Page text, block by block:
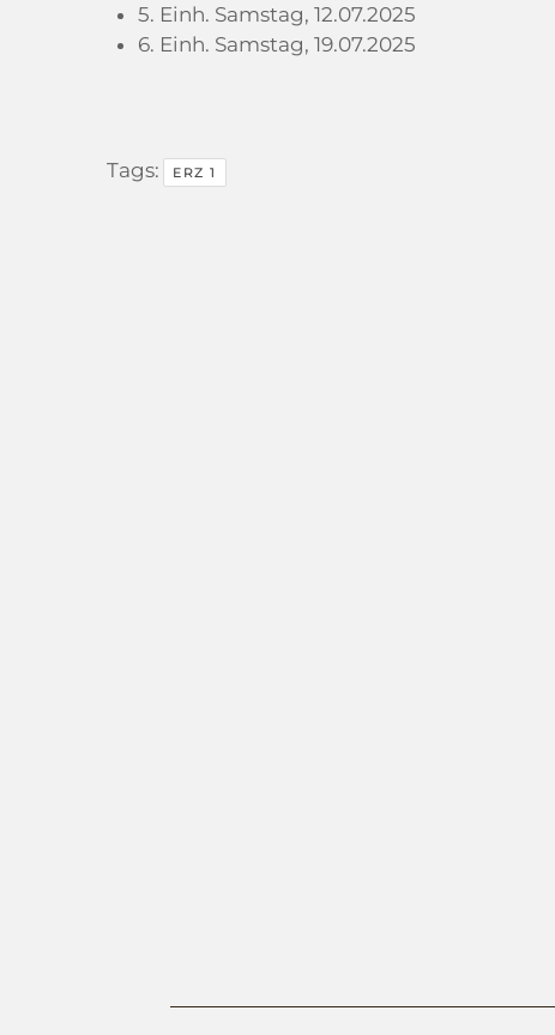
5. Einh. Samstag, 12.07.2025
6. Einh. Samstag, 19.07.2025
Tags: ERZ 1